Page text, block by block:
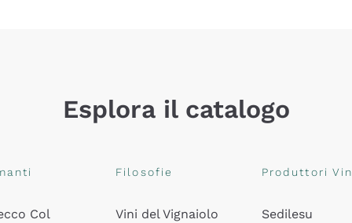
Esplora il catalogo
Col
Filosofie
Vini del Vignaiolo
Produttori
Sedilesu